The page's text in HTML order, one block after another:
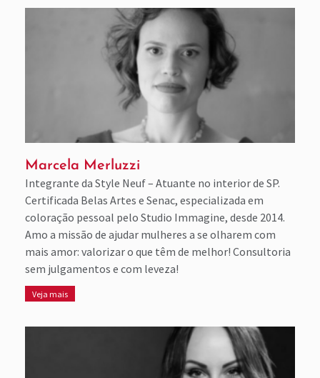
Marcela Merluzzi
Integrante da Style Neuf – Atuante no interior de SP.
Certificada Belas Artes e Senac, especializada em
coloração pessoal pelo Studio Immagine, desde 2014.
Amo a missão de ajudar mulheres a se olharem com
mais amor: valorizar o que têm de melhor! Consultoria
sem julgamentos e com leveza!
Veja mais